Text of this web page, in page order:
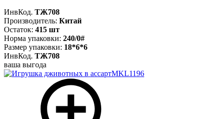
ИнвКод. ТЖ708
Производитель: Китай
Остаток: 415 шт
Норма упаковки: 240/0#
Размер упаковки: 18*6*6
ИнвКод. ТЖ708
ваша выгода